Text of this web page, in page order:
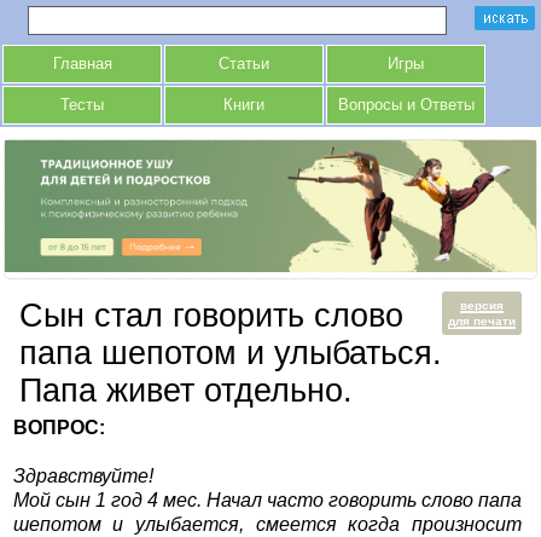
Главная Статьи Игры
Тесты Книги Вопросы и Ответы
версия
для печати
Сын стал говорить слово
папа шепотом и улыбаться.
Папа живет отдельно.
ВОПРОС:
Здравствуйте!
Мой сын 1 год 4 мес. Начал часто говорить слово папа
шепотом и улыбается, смеется когда произносит